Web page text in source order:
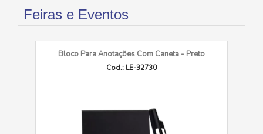
Feiras e Eventos
Bloco Para Anotações Com Caneta - Preto
Cod.: LE-32730